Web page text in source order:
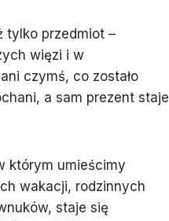
tylko przedmiot –
więzi i w
czymś, co zostało
a sam prezent staje
którym umieścimy
wakacji, rodzinnych
staje się